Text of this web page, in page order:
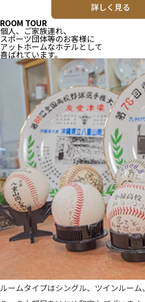
詳しく見る
ROOM TOUR
個人、ご家族連れ、
スポーツ団体等のお客様に
アットホームなホテルとして
喜ばれています。
ルームタイプはシングル、ツインルーム、